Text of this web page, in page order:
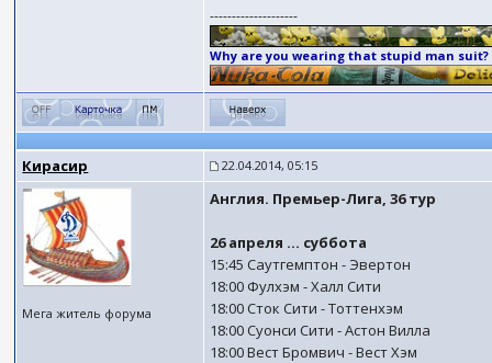
--------------------
Why are you wearing that stupid man suit?
Кирасир 22.04.2014, 05:15
Мега житель форума
Англия. Премьер-Лига, 36 тур
26 апреля ... суббота
15:45 Саутгемптон - Эвертон
18:00 Фулхэм - Халл Сити
18:00 Сток Сити - Тоттенхэм
18:00 Суонси Сити - Астон Вилла
18:00 Вест Бромвич - Вест Хэм